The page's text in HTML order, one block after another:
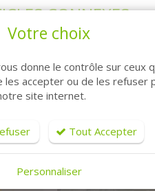
CONNEXES
Votre choix
donne le contrôle sur ceux
les accepter ou de les refuser
site internet.
Tout Accepter
Personnaliser